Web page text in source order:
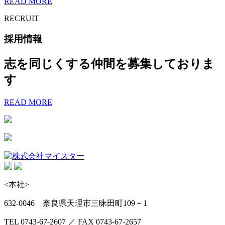
RECRUIT
採用情報
志を同じくする仲間を募集しておりま
す
READ MORE
<本社>
632-0046 奈良県天理市三昧田町109－1
TEL 0743-67-2607 ／ FAX 0743-67-2657